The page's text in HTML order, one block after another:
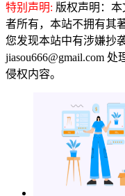
特别声明: 版权声明：
者所有，本站不拥有其
您发现本站中有涉嫌抄
jiasou666@gmail.com
侵权内容。